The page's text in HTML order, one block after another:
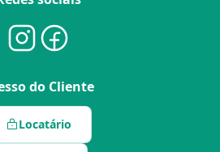
do Cliente
Locatário